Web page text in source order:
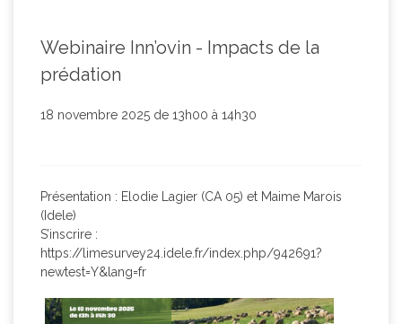
Webinaire Inn’ovin - Impacts de la
prédation
18 novembre 2025 de 13h00 à 14h30
Présentation : Elodie Lagier (CA 05) et Maime Marois
(Idele)
S’inscrire :
https://limesurvey24.idele.fr/index.php/942691?
newtest=Y&lang=fr